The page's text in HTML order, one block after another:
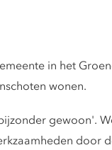
in het
wonen.
gewoon'.